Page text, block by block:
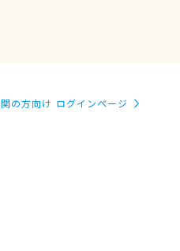
の方向け ログインページ